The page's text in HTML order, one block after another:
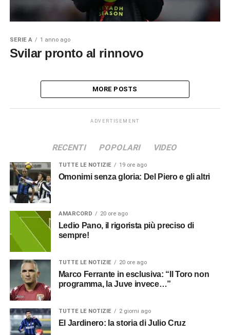
SERIE A 1 anno ago
Svilar pronto al rinnovo
MORE POSTS
ADVERTISEMENT
RECENTI POPOLARI VIDEO
TUTTE LE NOTIZIE 19 ore ago
Omonimi senza gloria: Del Piero e gli altri
AMARCORD 20 ore ago
Ledio Pano, il rigorista più preciso di
sempre!
TUTTE LE NOTIZIE 20 ore ago
Marco Ferrante in esclusiva: “Il Toro non
programma, la Juve invece…”
TUTTE LE NOTIZIE 2 giorni ago
El Jardinero: la storia di Julio Cruz